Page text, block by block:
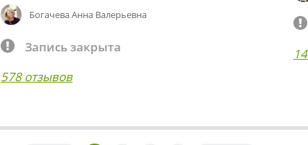
Богачева Анна Валерьевна
Запись закрыта
578 отзывов